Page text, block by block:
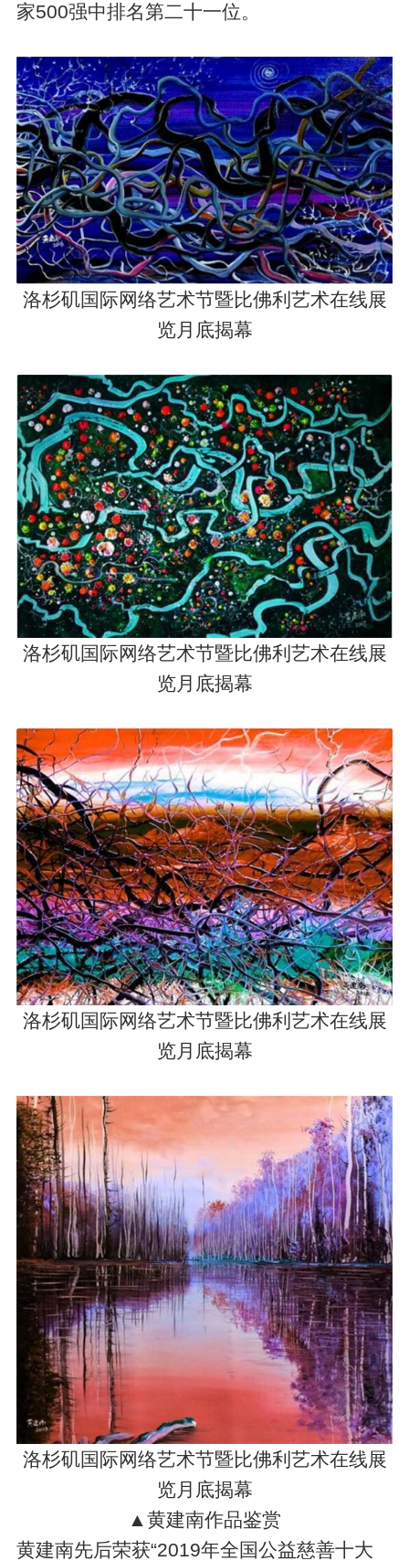
家500强中排名第二十一位。
洛杉矶国际网络艺术节暨比佛利艺术在线展
览月底揭幕
洛杉矶国际网络艺术节暨比佛利艺术在线展
览月底揭幕
洛杉矶国际网络艺术节暨比佛利艺术在线展
览月底揭幕
洛杉矶国际网络艺术节暨比佛利艺术在线展
览月底揭幕
▲黄建南作品鉴赏
黄建南先后荣获“2019年全国公益慈善十大